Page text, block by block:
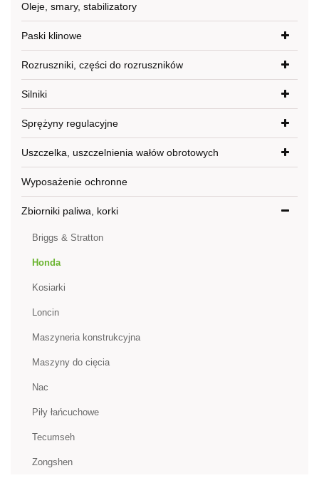
Oleje, smary, stabilizatory
Paski klinowe
Rozruszniki, części do rozruszników
Silniki
Sprężyny regulacyjne
Uszczelka, uszczelnienia wałów obrotowych
Wyposażenie ochronne
Zbiorniki paliwa, korki
Briggs & Stratton
Honda
Kosiarki
Loncin
Maszyneria konstrukcyjna
Maszyny do cięcia
Nac
Piły łańcuchowe
Tecumseh
Zongshen